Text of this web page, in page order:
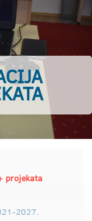
projekata
2027.